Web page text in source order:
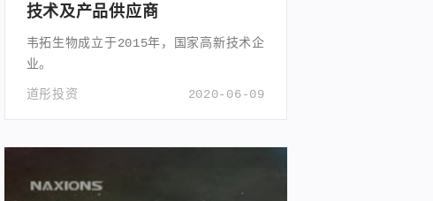
技术及产品供应商
韦拓生物成立于2015年，国家高新技术企
业。
2020-06-09
道彤投资